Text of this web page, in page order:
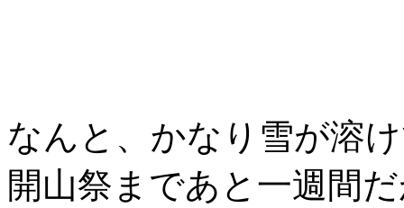
なんと、かなり雪が溶
開山祭まであと一週間